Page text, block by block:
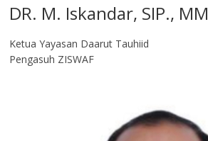
DR. M. Iskandar, SIP., MM
Ketua Yayasan Daarut Tauhiid
Pengasuh ZISWAF